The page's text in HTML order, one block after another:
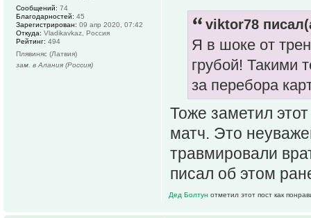
viktor78
Я в шоке от
грубой! Такими
за перебора
Тоже заметил
матч. Это
травмировали
писал об этом
Дед Болтун отметил этот пост как
Сообщений: 74
Благодарностей: 45
Зарегистрирован: 09 апр 2020, 07:42
Откуда: Vladikavkaz, Россия
Рейтинг: 494
Плявиняс (Латвия)
зам. в Алания (Россия)